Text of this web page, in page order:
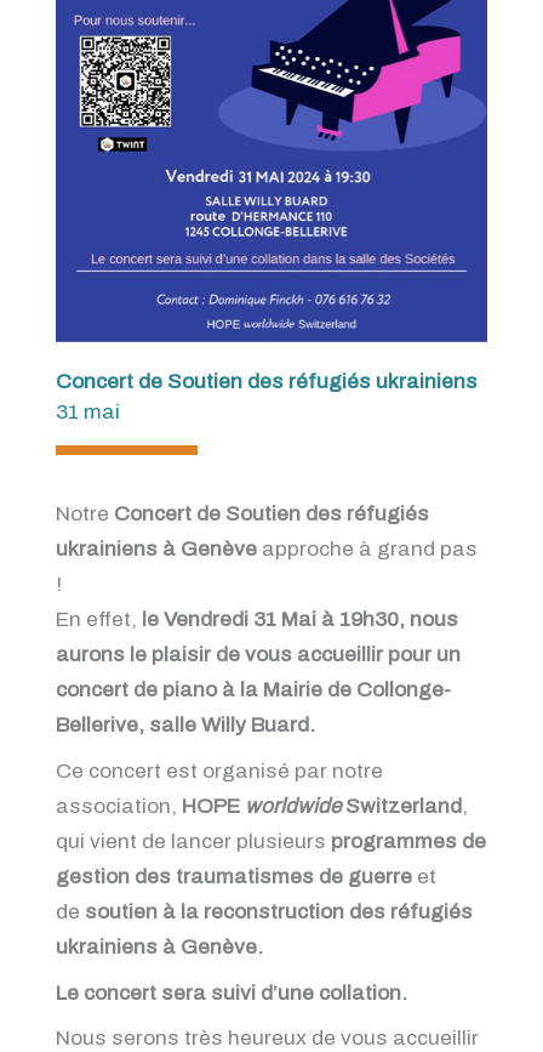
Concert de Soutien des réfugiés ukrainiens
31 mai
Notre Concert de Soutien des réfugiés
ukrainiens à Genève approche à grand pas
!
En effet, le Vendredi 31 Mai à 19h30, nous
aurons le plaisir de vous accueillir pour un
concert de piano à la Mairie de Collonge-
Bellerive, salle Willy Buard.
Ce concert est organisé par notre
association, HOPE worldwideSwitzerland,
qui vient de lancer plusieurs programmes de
gestion des traumatismes de guerreet
de soutien à la reconstruction des réfugiés
ukrainiens à Genève.
Le concert sera suivi d’une collation.
Nous serons très heureux de vous accueillir